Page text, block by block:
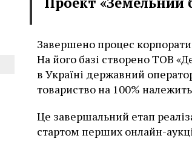
Завершено процес
На його базі створено ТОВ
в Україні державний
товариство на 100%
Це завершальний етап
стартом перших онлайн-